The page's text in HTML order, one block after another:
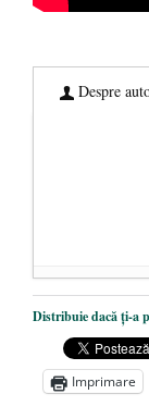
Despre
Statul
Distribuie dacă ți-a
Imprimare